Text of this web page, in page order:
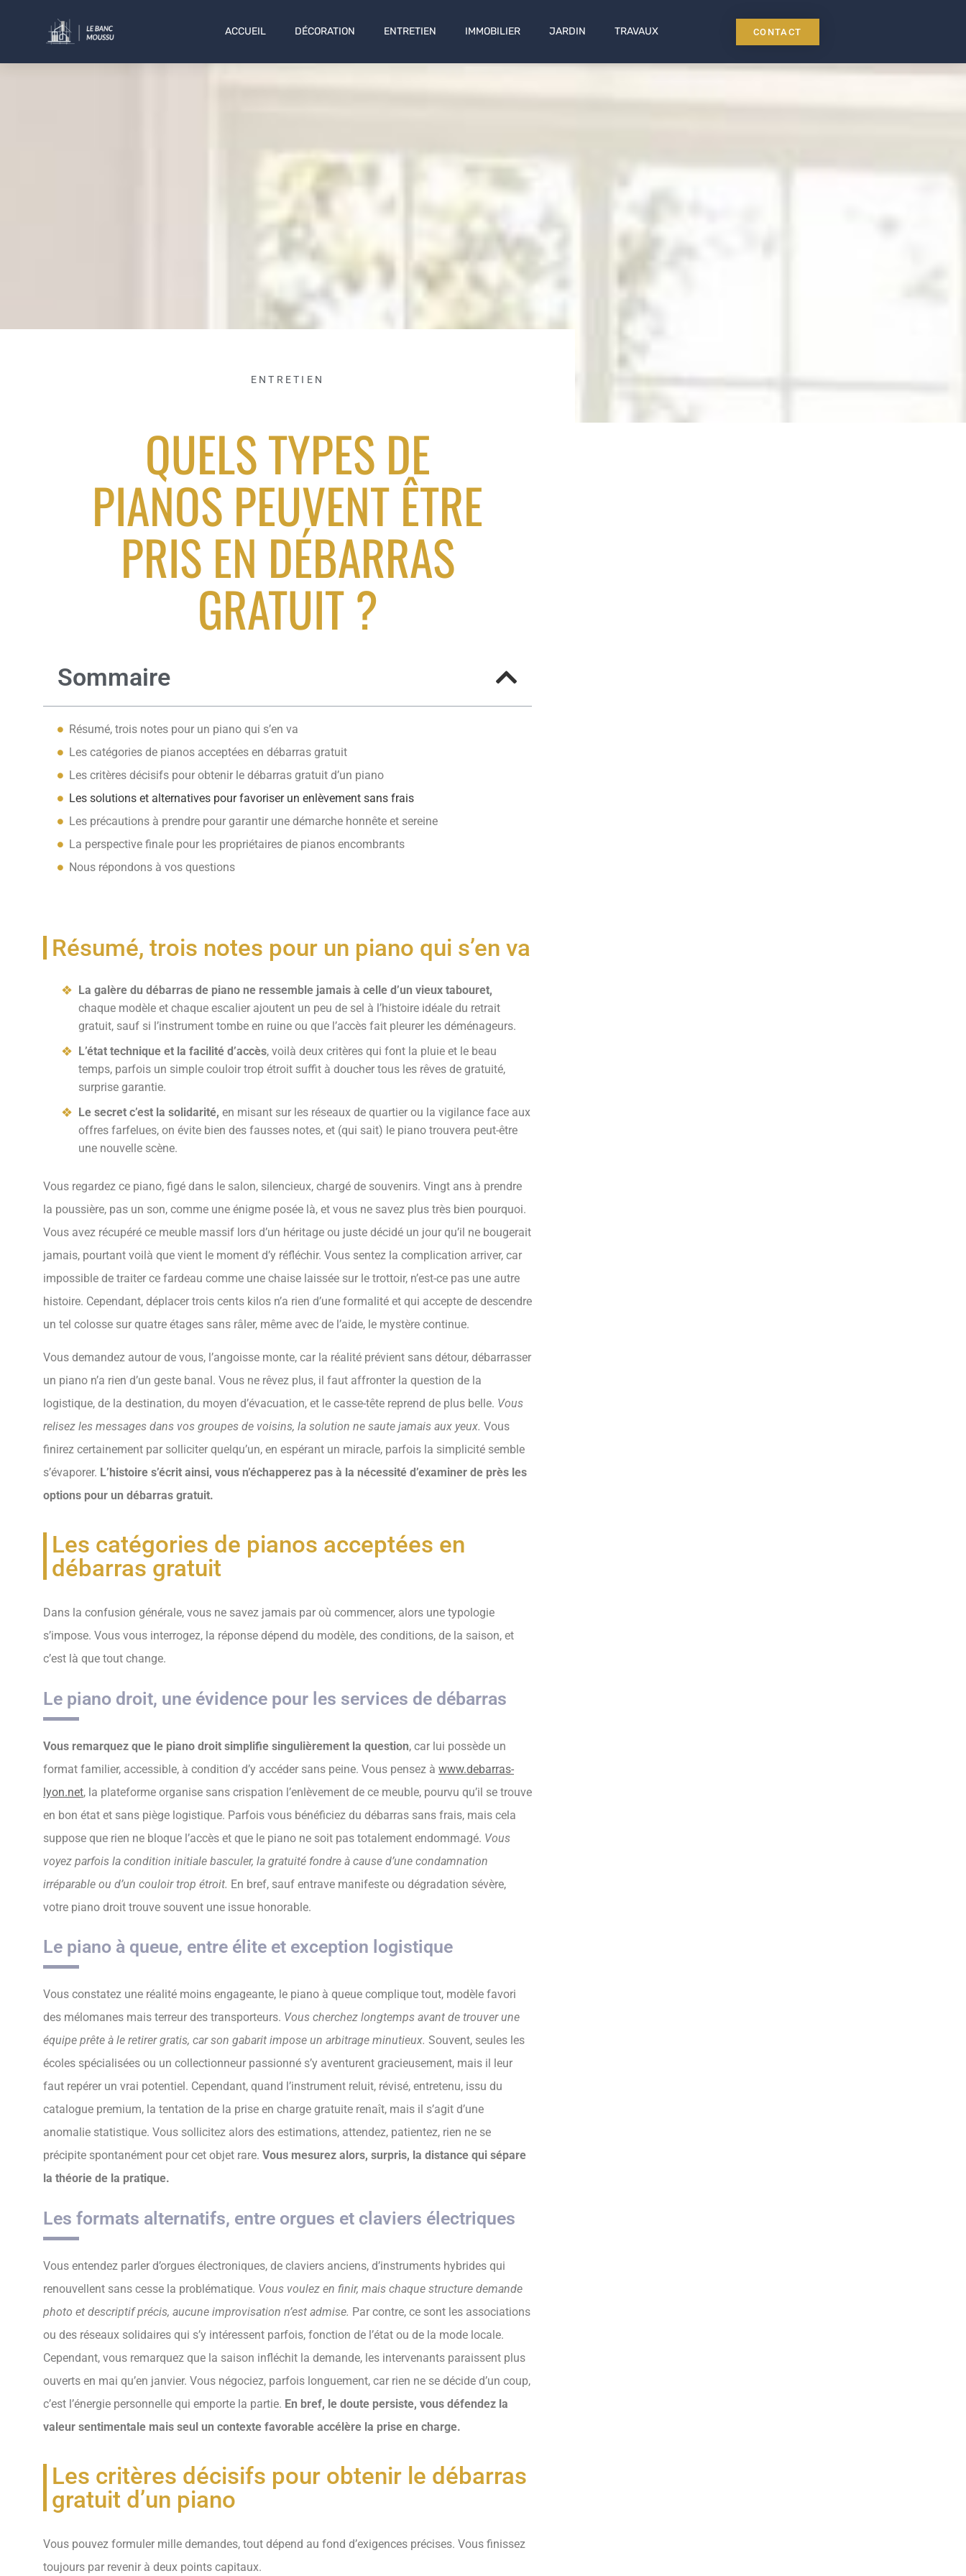
ACCUEIL DÉCORATION ENTRETIEN IMMOBILIER JARDIN TRAVAUX CONTACT
ENTRETIEN
QUELS TYPES DE
PIANOS PEUVENT ÊTRE
PRIS EN DÉBARRAS
GRATUIT ?
Sommaire
Résumé, trois notes pour un piano qui s’en va
Les catégories de pianos acceptées en débarras gratuit
Les critères décisifs pour obtenir le débarras gratuit d’un piano
Les solutions et alternatives pour favoriser un enlèvement sans frais
Les précautions à prendre pour garantir une démarche honnête et sereine
La perspective finale pour les propriétaires de pianos encombrants
Nous répondons à vos questions
Résumé, trois notes pour un piano qui s’en va
La galère du débarras de piano ne ressemble jamais à celle d’un vieux tabouret,
chaque modèle et chaque escalier ajoutent un peu de sel à l’histoire idéale du retrait
gratuit, sauf si l’instrument tombe en ruine ou que l’accès fait pleurer les déménageurs.
L’état technique et la facilité d’accès, voilà deux critères qui font la pluie et le beau
temps, parfois un simple couloir trop étroit suffit à doucher tous les rêves de gratuité,
surprise garantie.
Le secret c’est la solidarité, en misant sur les réseaux de quartier ou la vigilance face aux
offres farfelues, on évite bien des fausses notes, et (qui sait) le piano trouvera peut-être
une nouvelle scène.
Vous regardez ce piano, figé dans le salon, silencieux, chargé de souvenirs. Vingt ans à prendre
la poussière, pas un son, comme une énigme posée là, et vous ne savez plus très bien pourquoi.
Vous avez récupéré ce meuble massif lors d’un héritage ou juste décidé un jour qu’il ne bougerait
jamais, pourtant voilà que vient le moment d’y réfléchir. Vous sentez la complication arriver, car
impossible de traiter ce fardeau comme une chaise laissée sur le trottoir, n’est-ce pas une autre
histoire. Cependant, déplacer trois cents kilos n’a rien d’une formalité et qui accepte de descendre
un tel colosse sur quatre étages sans râler, même avec de l’aide, le mystère continue.
Vous demandez autour de vous, l’angoisse monte, car la réalité prévient sans détour, débarrasser
un piano n’a rien d’un geste banal. Vous ne rêvez plus, il faut affronter la question de la
logistique, de la destination, du moyen d’évacuation, et le casse-tête reprend de plus belle. Vous
relisez les messages dans vos groupes de voisins, la solution ne saute jamais aux yeux. Vous
finirez certainement par solliciter quelqu’un, en espérant un miracle, parfois la simplicité semble
s’évaporer. L’histoire s’écrit ainsi, vous n’échapperez pas à la nécessité d’examiner de près les
options pour un débarras gratuit.
Les catégories de pianos acceptées en
débarras gratuit
Dans la confusion générale, vous ne savez jamais par où commencer, alors une typologie
s’impose. Vous vous interrogez, la réponse dépend du modèle, des conditions, de la saison, et
c’est là que tout change.
Le piano droit, une évidence pour les services de débarras
Vous remarquez que le piano droit simplifie singulièrement la question, car lui possède un
format familier, accessible, à condition d’y accéder sans peine. Vous pensez à www.debarras-
lyon.net, la plateforme organise sans crispation l’enlèvement de ce meuble, pourvu qu’il se trouve
en bon état et sans piège logistique. Parfois vous bénéficiez du débarras sans frais, mais cela
suppose que rien ne bloque l’accès et que le piano ne soit pas totalement endommagé. Vous
voyez parfois la condition initiale basculer, la gratuité fondre à cause d’une condamnation
irréparable ou d’un couloir trop étroit. En bref, sauf entrave manifeste ou dégradation sévère,
votre piano droit trouve souvent une issue honorable.
Le piano à queue, entre élite et exception logistique
Vous constatez une réalité moins engageante, le piano à queue complique tout, modèle favori
des mélomanes mais terreur des transporteurs. Vous cherchez longtemps avant de trouver une
équipe prête à le retirer gratis, car son gabarit impose un arbitrage minutieux. Souvent, seules les
écoles spécialisées ou un collectionneur passionné s’y aventurent gracieusement, mais il leur
faut repérer un vrai potentiel. Cependant, quand l’instrument reluit, révisé, entretenu, issu du
catalogue premium, la tentation de la prise en charge gratuite renaît, mais il s’agit d’une
anomalie statistique. Vous sollicitez alors des estimations, attendez, patientez, rien ne se
précipite spontanément pour cet objet rare. Vous mesurez alors, surpris, la distance qui sépare
la théorie de la pratique.
Les formats alternatifs, entre orgues et claviers électriques
Vous entendez parler d’orgues électroniques, de claviers anciens, d’instruments hybrides qui
renouvellent sans cesse la problématique. Vous voulez en finir, mais chaque structure demande
photo et descriptif précis, aucune improvisation n’est admise. Par contre, ce sont les associations
ou des réseaux solidaires qui s’y intéressent parfois, fonction de l’état ou de la mode locale.
Cependant, vous remarquez que la saison infléchit la demande, les intervenants paraissent plus
ouverts en mai qu’en janvier. Vous négociez, parfois longuement, car rien ne se décide d’un coup,
c’est l’énergie personnelle qui emporte la partie. En bref, le doute persiste, vous défendez la
valeur sentimentale mais seul un contexte favorable accélère la prise en charge.
Les critères décisifs pour obtenir le débarras
gratuit d’un piano
Vous pouvez formuler mille demandes, tout dépend au fond d’exigences précises. Vous finissez
toujours par revenir à deux points capitaux.